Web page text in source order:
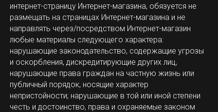
интернет-страницу Интернет-магазина, обязуется не
размещать на страницах Интернет-магазина и не
направлять через/посредством Интернет-магазин
любые материалы следующего характера:
нарушающие законодательство, содержащие угрозы
и оскорбления, дискредитирующие других лиц,
нарушающие права граждан на частную жизнь или
публичный порядок, носящие характер
непристойности; нарушающие в той или иной степени
честь и достоинство, права и охраняемые законом